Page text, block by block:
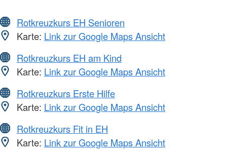
Rotkreuzkurs EH Senioren
Karte: Link zur Google Maps Ansicht
Rotkreuzkurs EH am Kind
Karte: Link zur Google Maps Ansicht
Rotkreuzkurs Erste Hilfe
Karte: Link zur Google Maps Ansicht
Rotkreuzkurs Fit in EH
Karte: Link zur Google Maps Ansicht